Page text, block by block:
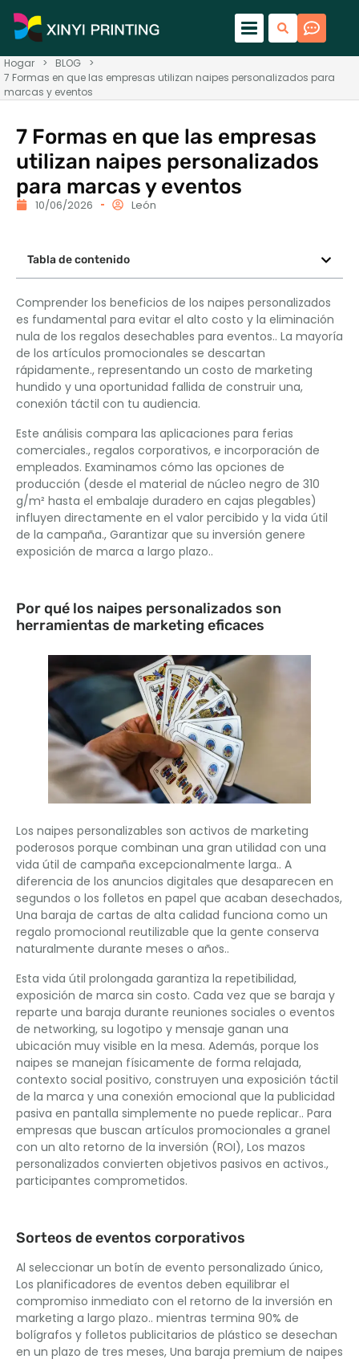
Hogar > BLOG
>
7 Formas en que las empresas utilizan naipes personalizados para
marcas y eventos
7 Formas en que las empresas
utilizan naipes personalizados
para marcas y eventos
10/06/2026 León
Tabla de contenido
Comprender los beneficios de los naipes personalizados
es fundamental para evitar el alto costo y la eliminación
nula de los regalos desechables para eventos.. La mayoría
de los artículos promocionales se descartan
rápidamente., representando un costo de marketing
hundido y una oportunidad fallida de construir una,
conexión táctil con tu audiencia.
Este análisis compara las aplicaciones para ferias
comerciales., regalos corporativos, e incorporación de
empleados. Examinamos cómo las opciones de
producción (desde el material de núcleo negro de 310
g/m² hasta el embalaje duradero en cajas plegables)
influyen directamente en el valor percibido y la vida útil
de la campaña., Garantizar que su inversión genere
exposición de marca a largo plazo..
Por qué los naipes personalizados son
herramientas de marketing eficaces
Los naipes personalizables son activos de marketing
poderosos porque combinan una gran utilidad con una
vida útil de campaña excepcionalmente larga.. A
diferencia de los anuncios digitales que desaparecen en
segundos o los folletos en papel que acaban desechados,
Una baraja de cartas de alta calidad funciona como un
regalo promocional reutilizable que la gente conserva
naturalmente durante meses o años..
Esta vida útil prolongada garantiza la repetibilidad,
exposición de marca sin costo. Cada vez que se baraja y
reparte una baraja durante reuniones sociales o eventos
de networking, su logotipo y mensaje ganan una
ubicación muy visible en la mesa. Además, porque los
naipes se manejan físicamente de forma relajada,
contexto social positivo, construyen una exposición táctil
de la marca y una conexión emocional que la publicidad
pasiva en pantalla simplemente no puede replicar.. Para
empresas que buscan artículos promocionales a granel
con un alto retorno de la inversión (ROI), Los mazos
personalizados convierten objetivos pasivos en activos.,
participantes comprometidos.
Sorteos de eventos corporativos
Al seleccionar un botín de evento personalizado único,
Los planificadores de eventos deben equilibrar el
compromiso inmediato con el retorno de la inversión en
marketing a largo plazo.. mientras termina 90% de
bolígrafos y folletos publicitarios de plástico se desechan
en un plazo de tres meses, Una baraja premium de naipes